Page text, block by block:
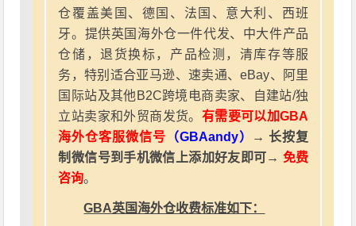
仓覆盖美国、德国、法国、意大利、西班
牙。提供英国海外仓一件代发、中大件产品
仓储，退货换标，产品检测，清库存等服
务，特别适合亚马逊、速卖通、eBay、阿里
国际站及其他B2C跨境电商卖家、自建站/独
立站卖家和外贸商发货。 有需要可以加GBA
海外仓客服微信号 （GBAandy）
→ 长按复
制微信号到手机微信上添加好友即可→ 免费
咨询。
GBA英国海外仓收费标准如下：